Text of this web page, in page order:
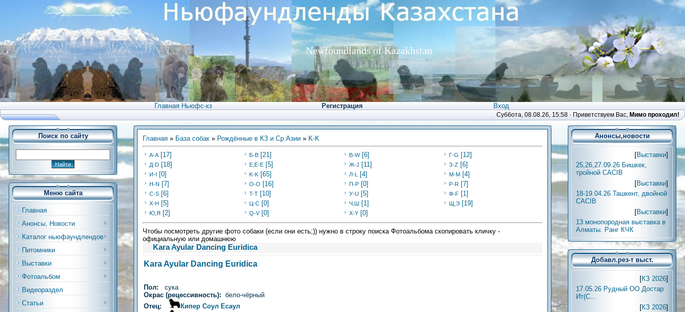
Newfoundlands of Kazakhstan
Главная Ньюфс-кз Регистрация Вход
Суббота, 08.08.26, 15:58 · Приветствуем Вас, Мимо проходил!
Поиск по сайту
Меню сайта
Главная
Анонсы, Новости
Каталог ньюфаундлендов
Питомники
Выставки
Фотоальбом
Видеораздел
Статьи
Главная » База собак » Рождённые в КЗ и Ср.Азии » K-K
А-А [17] Б-В [21] В-W [6] Г-G [12]
Д-D [18] Е,Ё-Е [5] Ж-J [11] З-Z [6]
И-I [0] K-K [65] Л-L [4] M-M [4]
Н-N [7] O-O [16] П-P [0] Р-R [7]
C-S [6] T-T [10] У-U [5] Ф-F [1]
Х-H [5] Ц-C [0] Ч,Ш [1] Щ,Э [19]
Ю,Я [2] Q-V [0] X-Y [0]
Чтобы посмотреть другие фото собаки (если они есть;)) нужно в строку поиска Фотоальбома скопировать кличку -
официальную или домашнюю
Kara Ayular Dancing Euridica
Kara Ayular Dancing Euridica
Пол: сука
Окрас (рецессивность): бело-чёрный
Отец:
Кипер Соул Есаул
Анонсы,новости
[Выставки]
25,26,27.09.26 Бишкек,
тройной CACIB
[Выставки]
18-19.04.26 Ташкент, двойной
CACIB
[Выставки]
13 монопородная выставка в
Алматы. Ранг КЧК
Добавл.рез-т выст.
[КЗ 2026]
17.05.26 Рудный ОО Достар
Ит(С...
[КЗ 2026]